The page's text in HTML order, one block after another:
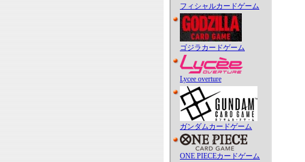
フィシャルカードゲーム
ゴジラカードゲーム
Lycee overture
ガンダムカードゲーム
ONE PIECEカードゲーム